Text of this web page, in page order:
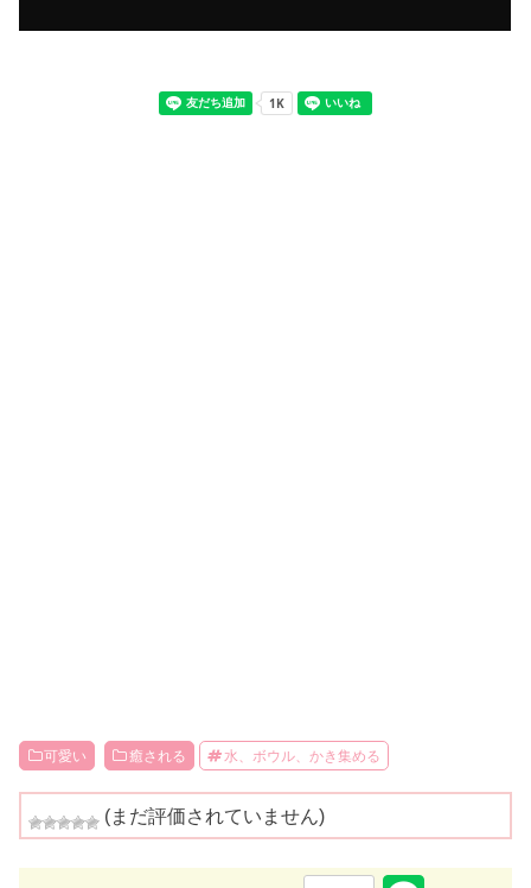
可愛い 癒される 水、ボウル、かき集める
(まだ評価されていません)